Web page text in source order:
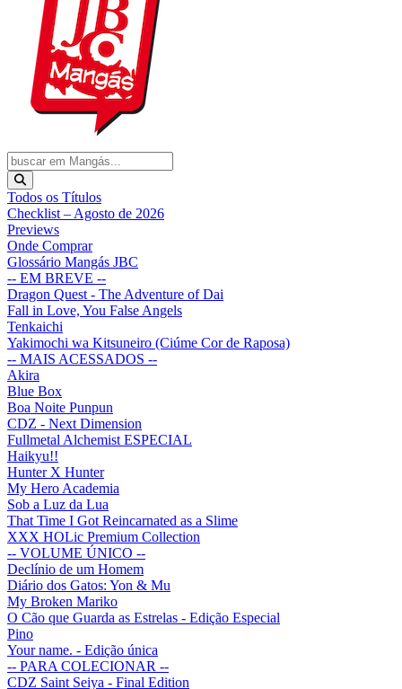
Todos os Títulos
Checklist – Agosto de 2026
Previews
Onde Comprar
Glossário Mangás JBC
-- EM BREVE --
Dragon Quest - The Adventure of Dai
Fall in Love, You False Angels
Tenkaichi
Yakimochi wa Kitsuneiro (Ciúme Cor de Raposa)
-- MAIS ACESSADOS --
Akira
Blue Box
Boa Noite Punpun
CDZ - Next Dimension
Fullmetal Alchemist ESPECIAL
Haikyu!!
Hunter X Hunter
My Hero Academia
Sob a Luz da Lua
That Time I Got Reincarnated as a Slime
XXX HOLic Premium Collection
-- VOLUME ÚNICO --
Declínio de um Homem
Diário dos Gatos: Yon & Mu
My Broken Mariko
O Cão que Guarda as Estrelas - Edição Especial
Pino
Your name. - Edição única
-- PARA COLECIONAR --
CDZ Saint Seiya - Final Edition